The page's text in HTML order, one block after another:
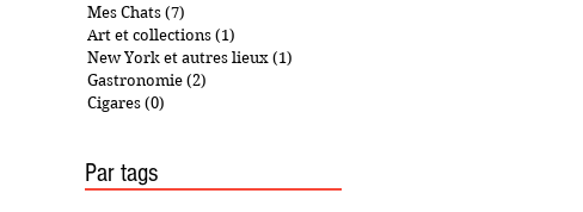
Mes Chats (7)
Art et collections (1)
New York et autres lieux (1)
Gastronomie (2)
Cigares (0)
Par tags